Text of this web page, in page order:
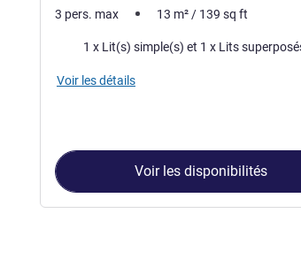
3 pers. max 13 m² / 139 sq ft
Literie 1 x Lit(s) simple(s) et 1 x Lits
Voir les détails
Voir les disponibilités